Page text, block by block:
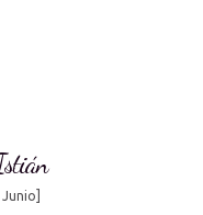
Junio]